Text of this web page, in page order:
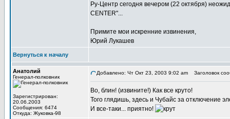
Ру-Центр сегодня вечером (22 октября)
CENTER"...
Примите мои искренние извинения,
Юрий Лукашев
Вернуться к началу
Анатолий
Генерал-полковник
Зарегистрирован:
20.06.2003
Сообщения: 6474
Откуда: Жуковка-98
Добавлено: Чт Окт 23, 2003 9:02 am Заголовок
Во, блин! (извините!) Как все круто!
Того глядишь, здесь и Чубайс за отключение
И все-таки... приятно!